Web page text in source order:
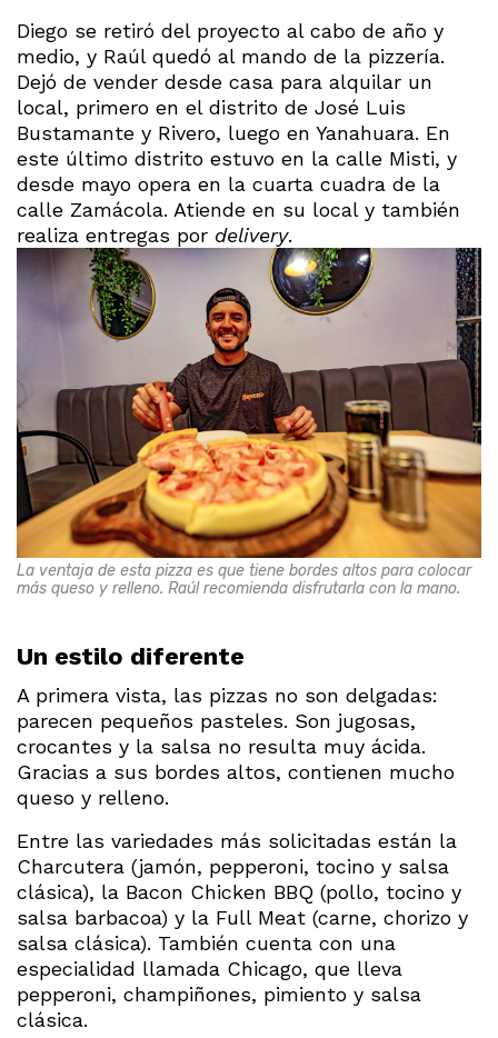
Diego se retiró del proyecto al cabo de año y
medio, y Raúl quedó al mando de la pizzería.
Dejó de vender desde casa para alquilar un
local, primero en el distrito de José Luis
Bustamante y Rivero, luego en Yanahuara. En
este último distrito estuvo en la calle Misti, y
desde mayo opera en la cuarta cuadra de la
calle Zamácola. Atiende en su local y también
realiza entregas por delivery.
La ventaja de esta pizza es que tiene bordes altos para colocar
más queso y relleno. Raúl recomienda disfrutarla con la mano.
Un estilo diferente
A primera vista, las pizzas no son delgadas:
parecen pequeños pasteles. Son jugosas,
crocantes y la salsa no resulta muy ácida.
Gracias a sus bordes altos, contienen mucho
queso y relleno.
Entre las variedades más solicitadas están la
Charcutera (jamón, pepperoni, tocino y salsa
clásica), la Bacon Chicken BBQ (pollo, tocino y
salsa barbacoa) y la Full Meat (carne, chorizo y
salsa clásica). También cuenta con una
especialidad llamada Chicago, que lleva
pepperoni, champiñones, pimiento y salsa
clásica.